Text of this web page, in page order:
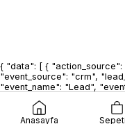
{ "data": [ { "action_source":
"event_source": "crm",
"event_name": "Lead",
], "lead_id":
Anasayfa